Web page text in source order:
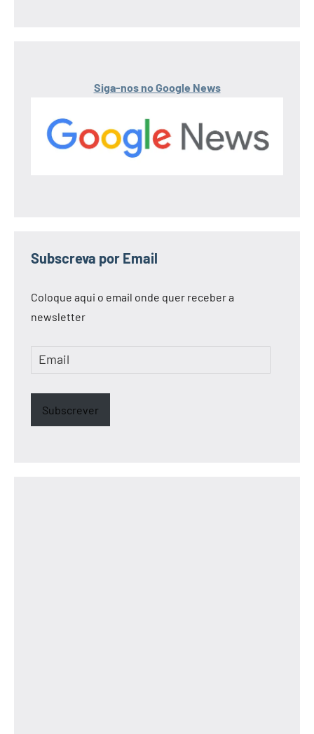
Siga-nos no Google News
Subscreva por Email
Coloque aqui o email onde quer receber a
newsletter
Email
Subscrever